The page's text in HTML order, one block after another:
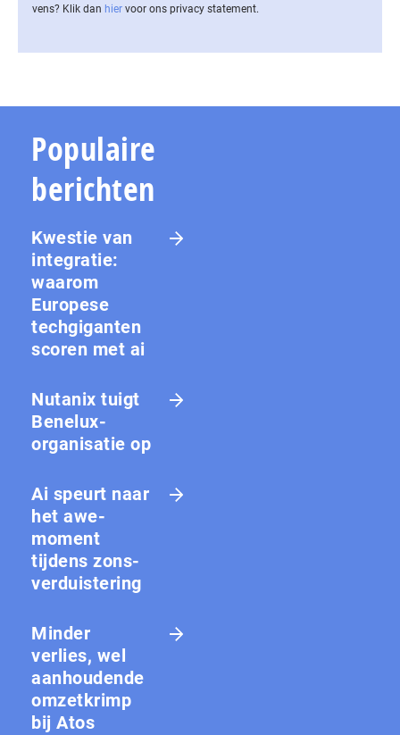
vens? Klik dan hier voor ons privacy statement.
Populaire
berichten
Kwestie van
integratie:
waarom
Europese
techgiganten
scoren met ai
Nutanix tuigt
Benelux-
organisatie op
Ai speurt naar
het awe-
moment
tijdens zons­
ver­duis­te­ring
Minder
verlies, wel
aanhoudende
omzetkrimp
bij Atos